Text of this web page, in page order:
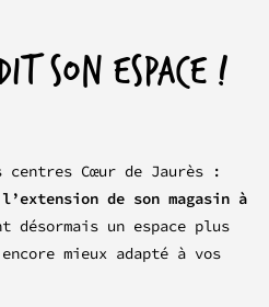
SON ESPACE !
centres Cœur de Jaurès :
de son magasin à
désormais un espace plus
mieux adapté à vos